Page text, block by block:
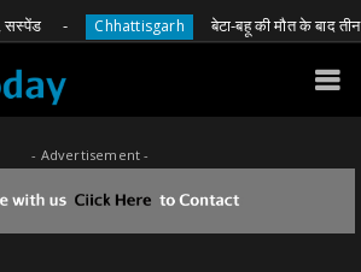
Chhattisgarh बेटा-बहू की मौत के बाद तीन बच्चों
- Advertisement -